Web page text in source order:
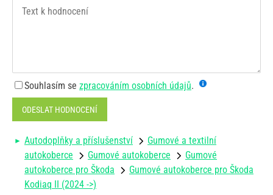
Souhlasím se zpracováním osobních údajů.
ODESLAT HODNOCENÍ
Autodoplňky a příslušenství
Gumové a textilní
autokoberce
Gumové autokoberce
Gumové
autokoberce pro Škoda
Gumové autokoberce pro Škoda
Kodiaq II (2024 ->)